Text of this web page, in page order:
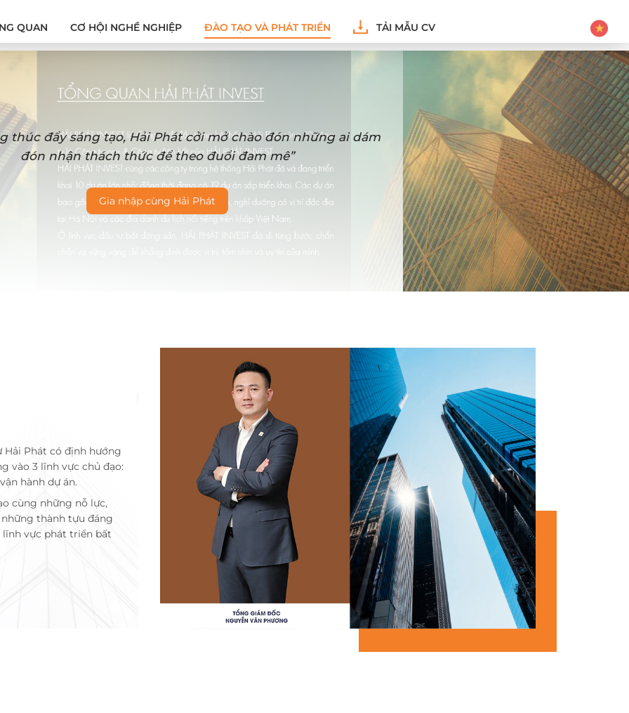
QUAN CƠ HỘI NGHỀ NGHIỆP ĐÀO TẠO VÀ PHÁT TRIỂN TẢI MẪU CV
thúc đẩy sáng tạo, Hải Phát cởi mở chào đón những ai dám
đón nhận thách thức để theo đuổi đam mê”
Gia nhập cùng Hải Phát
Hải Phát có định hướng
vào 3 lĩnh vực chủ đạo:
hành dự án.
cùng những nỗ lực,
những thành tựu đáng
vực phát triển bất